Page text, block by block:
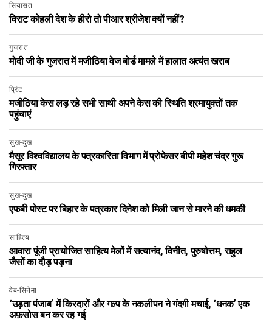
सियासत
विराट कोहली देश के हीरो तो पीआर श्रीजेश क्यों नहीं?
गुजरात
मोदी जी के गुजरात में मजीठिया वेज बोर्ड मामले में हालात अत्यंत खराब
प्रिंट
मजीठिया केस लड़ रहे सभी साथी अपने केस की स्थिति श्रमायुक्तों तक
पहुंचाएं
सुख-दुख
मैसूर विश्‍वविद्यालय के पत्रका‍रिता विभाग में प्रोफेसर बीपी महेश चंद्र गुरू
गिरफ्तार
सुख-दुख
एफबी पोस्ट पर बिहार के पत्रकार दिनेश को मिली जान से मारने की धमकी
साहित्य
आवारा पूंजी प्रायोजित साहित्य मेलों में सत्यानंद, विनीत, पुरुषोत्तम, राहुल
जैसों का दौड़ पड़ना
वेब-सिनेमा
‘उड़ता पंजाब’ में किरदारों और गल्‍प के नकलीपन ने गंदगी मचाई, ‘धनक’ एक
अफ़सोस बन कर रह गई